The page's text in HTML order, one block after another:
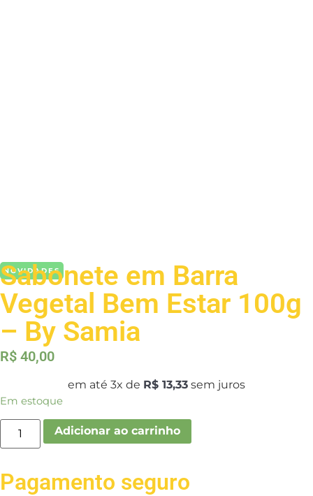
NOVIDADES
Sabonete em Barra
Vegetal Bem Estar 100g
– By Samia
R$ 40,00
em até 3x de R$ 13,33 sem juros
Em estoque
Adicionar ao carrinho
Pagamento seguro